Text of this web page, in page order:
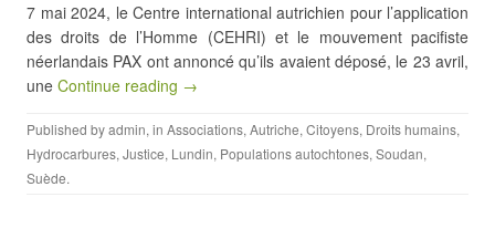
7 mai 2024, le Centre international autrichien pour l’application
des droits de l’Homme (CEHRI) et le mouvement pacifiste
néerlandais PAX ont annoncé qu’ils avaient déposé, le 23 avril,
une Continue reading →
Published byadmin, in Associations, Autriche, Citoyens, Droits humains,
Hydrocarbures, Justice, Lundin, Populations autochtones, Soudan,
Suède.